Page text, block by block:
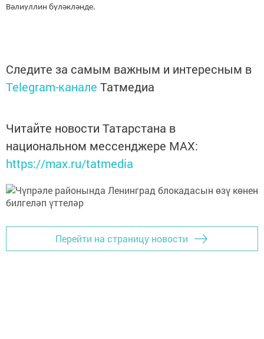
Вәлиуллин бүләкләнде.
Следите за самым важным и интересным в
Telegram-канале Татмедиа
Читайте новости Татарстана в
национальном мессенджере MАХ:
https://max.ru/tatmedia
Перейти на страницу новости